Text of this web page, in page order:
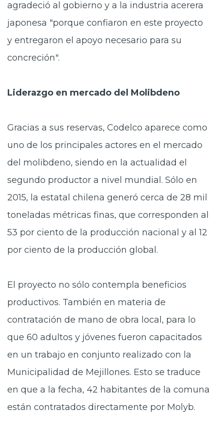
agradeció al gobierno y a la industria acerera
japonesa "porque confiaron en este proyecto
y entregaron el apoyo necesario para su
concreción".
Liderazgo en mercado del Molibdeno
Gracias a sus reservas, Codelco aparece como
uno de los principales actores en el mercado
del molibdeno, siendo en la actualidad el
segundo productor a nivel mundial. Sólo en
2015, la estatal chilena generó cerca de 28 mil
toneladas métricas finas, que corresponden al
53 por ciento de la producción nacional y al 12
por ciento de la producción global.
El proyecto no sólo contempla beneficios
productivos. También en materia de
contratación de mano de obra local, para lo
que 60 adultos y jóvenes fueron capacitados
en un trabajo en conjunto realizado con la
Municipalidad de Mejillones. Esto se traduce
en que a la fecha, 42 habitantes de la comuna
están contratados directamente por Molyb.